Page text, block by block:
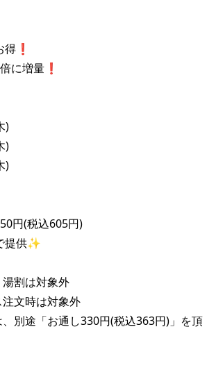
資料
報告書等法定開示資料
資料
料
せ
得❗️
に増量❗️
)
)
)
円(税込605円)
提供✨
割は対象外
文時は対象外
別途「お通し330円(税込363円)」を頂